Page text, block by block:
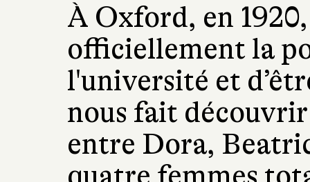
À Oxford, en
officiellement la
l'université et
nous fait
entre Dora,